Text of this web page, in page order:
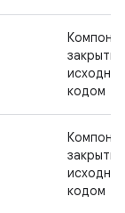
закрытым
кодом
закрытым
кодом